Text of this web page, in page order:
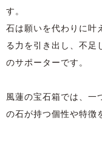
す。
石は願いを代わりに叶
る力を引き出し、不足
のサポーターです。
風蓮の宝石箱では、一
の石が持つ個性や特徴